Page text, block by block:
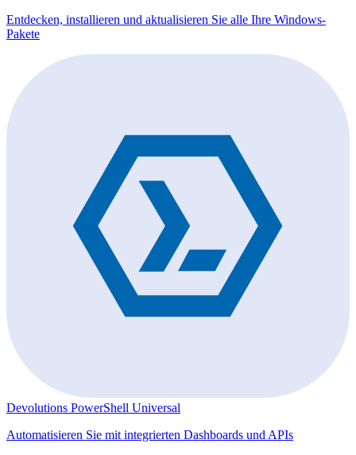
Entdecken, installieren und aktualisieren Sie alle Ihre Windows-
Pakete
Devolutions PowerShell Universal
Automatisieren Sie mit integrierten Dashboards und APIs